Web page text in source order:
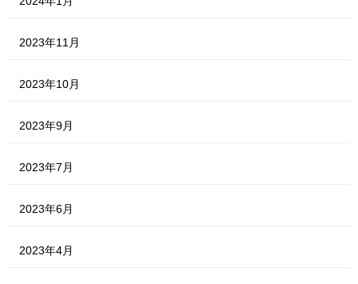
2023年11月
2023年10月
2023年9月
2023年7月
2023年6月
2023年4月